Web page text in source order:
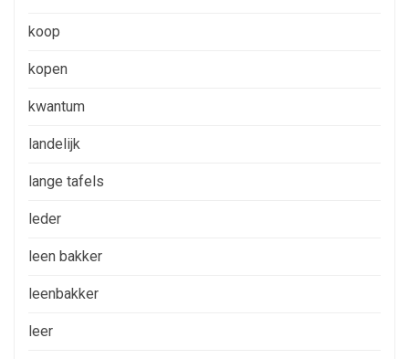
koop
kopen
kwantum
landelijk
lange tafels
leder
leen bakker
leenbakker
leer